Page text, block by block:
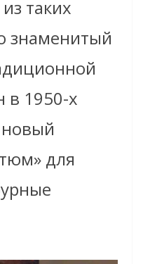
таких
знаменитый
в 1950-х
для